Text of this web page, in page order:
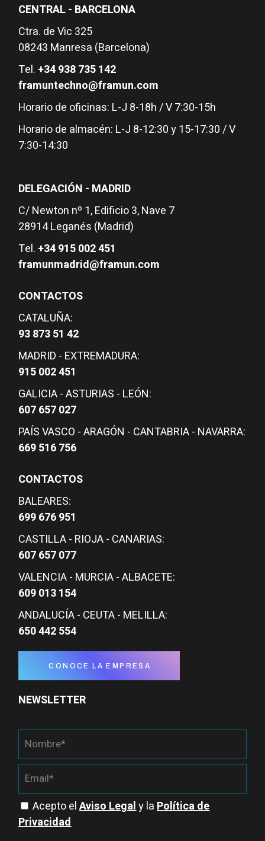
CENTRAL - BARCELONA
Ctra. de Vic 325
08243 Manresa (Barcelona)
Tel. +34 938 735 142
framuntechno@framun.com
Horario de oficinas: L-J 8-18h / V 7:30-15h
Horario de almacén: L-J 8-12:30 y 15-17:30 / V
7:30-14:30
DELEGACIÓN - MADRID
C/ Newton nº 1, Edificio 3, Nave 7
28914 Leganés (Madrid)
Tel. +34 915 002 451
framunmadrid@framun.com
CONTACTOS
CATALUÑA:
93 873 51 42
MADRID - EXTREMADURA:
915 002 451
GALICIA - ASTURIAS - LEÓN:
607 657 027
PAÍS VASCO - ARAGÓN - CANTABRIA - NAVARRA:
669 516 756
CONTACTOS
BALEARES:
699 676 951
CASTILLA - RIOJA - CANARIAS:
607 657 077
VALENCIA - MURCIA - ALBACETE:
609 013 154
ANDALUCÍA - CEUTA - MELILLA:
650 442 554
CONOCE LA EMPRESA
NEWSLETTER
Acepto elAviso Legaly laPolítica de
Privacidad